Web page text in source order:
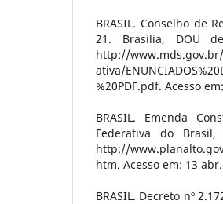
BRASIL. Conselho de
21. Brasília, DOU
http://
ativa/
%20PDF.pdf. Acesso
BRASIL. Emenda
Federativa do Brasil,
http://
htm. Acesso em: 13
BRASIL. Decreto nº